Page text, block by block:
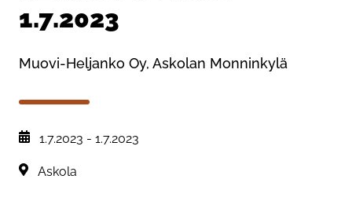
1.7.2023
Muovi-Heljanko Oy, Askolan Monninkylä
, Tapahtuman päiväys:
1.7.2023 - 1.7.2023
Sijainti:Askola